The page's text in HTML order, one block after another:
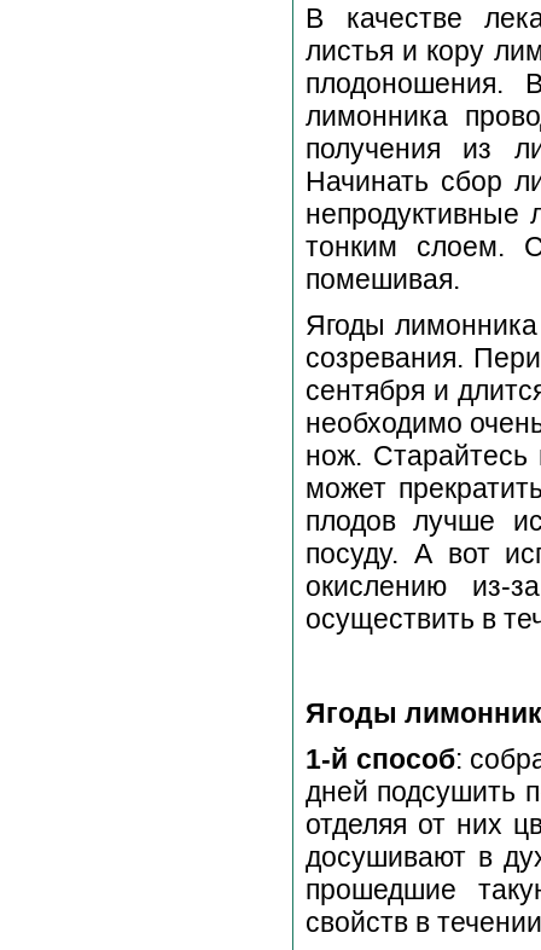
В качестве
листья и кору
плодоношения.
лимонника
получения из
Начинать сбор
непродуктивные
тонким слоем.
помешивая.
Ягоды лимонника
созревания.
сентября и
необходимо
нож. Старайтесь
может
плодов лучше
посуду. А вот
окислению из-
осуществить в
Ягоды
1-й способ:
дней подсушить
отделяя от них
досушивают в
прошедшие
свойств в